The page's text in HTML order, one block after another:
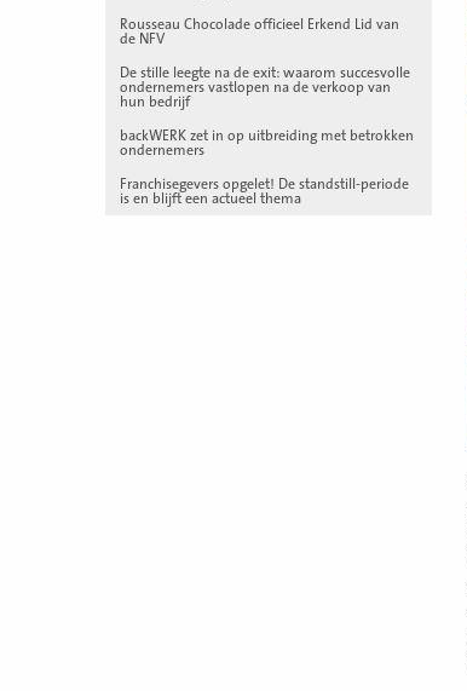
Rousseau Chocolade officieel Erkend Lid van
de NFV
De stille leegte na de exit: waarom succesvolle
ondernemers vastlopen na de verkoop van
hun bedrijf
backWERK zet in op uitbreiding met betrokken
ondernemers
Franchisegevers opgelet! De standstill-periode
is en blijft een actueel thema